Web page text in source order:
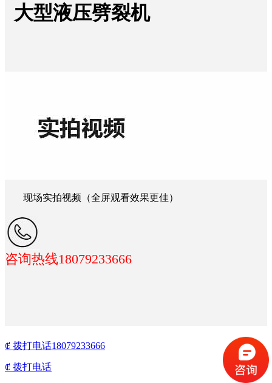
大型液压劈裂机
现场实拍视频（全屏观看效果更佳）
咨询热线18079233666
ꂅ 拨打电话18079233666
ꂅ 拨打电话